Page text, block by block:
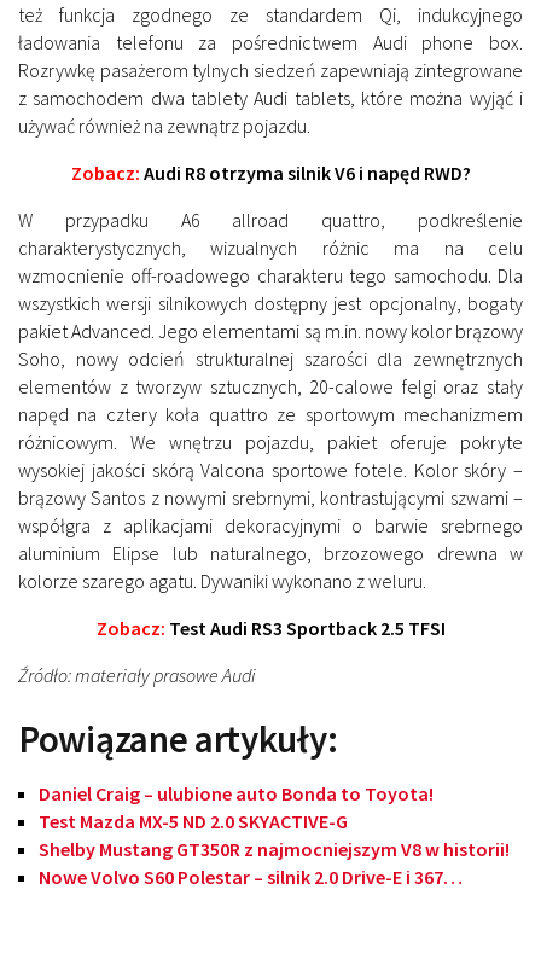
też funkcja zgodnego ze standardem Qi, indukcyjnego
ładowania telefonu za pośrednictwem Audi phone box.
Rozrywkę pasażerom tylnych siedzeń zapewniają zintegrowane
z samochodem dwa tablety Audi tablets, które można wyjąć i
używać również na zewnątrz pojazdu.
Zobacz: Audi R8 otrzyma silnik V6 i napęd RWD?
W przypadku A6 allroad quattro, podkreślenie
charakterystycznych, wizualnych różnic ma na celu
wzmocnienie off-roadowego charakteru tego samochodu. Dla
wszystkich wersji silnikowych dostępny jest opcjonalny, bogaty
pakiet Advanced. Jego elementami są m.in. nowy kolor brązowy
Soho, nowy odcień strukturalnej szarości dla zewnętrznych
elementów z tworzyw sztucznych, 20-calowe felgi oraz stały
napęd na cztery koła quattro ze sportowym mechanizmem
różnicowym. We wnętrzu pojazdu, pakiet oferuje pokryte
wysokiej jakości skórą Valcona sportowe fotele. Kolor skóry –
brązowy Santos z nowymi srebrnymi, kontrastującymi szwami –
współgra z aplikacjami dekoracyjnymi o barwie srebrnego
aluminium Elipse lub naturalnego, brzozowego drewna w
kolorze szarego agatu. Dywaniki wykonano z weluru.
Zobacz: Test Audi RS3 Sportback 2.5 TFSI
Źródło: materiały prasowe Audi
Powiązane artykuły:
Daniel Craig – ulubione auto Bonda to Toyota!
Test Mazda MX-5 ND 2.0 SKYACTIVE-G
Shelby Mustang GT350R z najmocniejszym V8 w historii!
Nowe Volvo S60 Polestar – silnik 2.0 Drive-E i 367…